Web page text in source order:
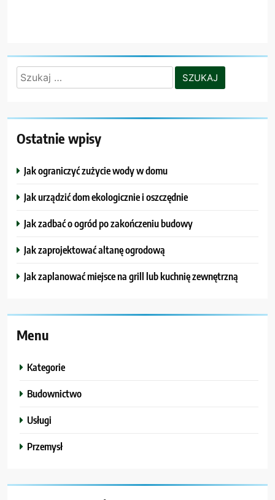
Szukaj:
Ostatnie wpisy
Jak ograniczyć zużycie wody w domu
Jak urządzić dom ekologicznie i oszczędnie
Jak zadbać o ogród po zakończeniu budowy
Jak zaprojektować altanę ogrodową
Jak zaplanować miejsce na grill lub kuchnię zewnętrzną
Menu
Kategorie
Budownictwo
Usługi
Przemysł